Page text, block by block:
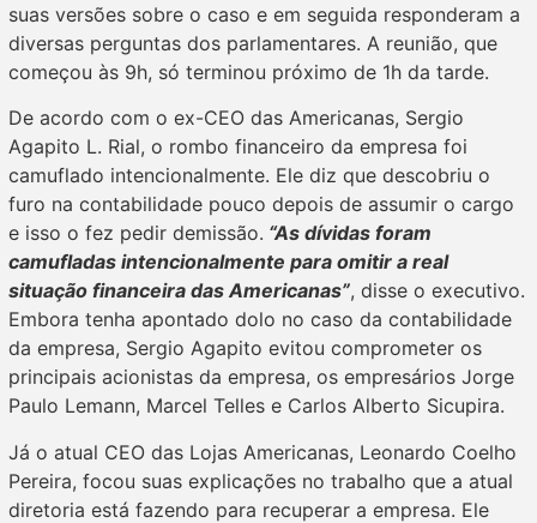
suas versões sobre o caso e em seguida responderam a
diversas perguntas dos parlamentares. A reunião, que
começou às 9h, só terminou próximo de 1h da tarde.
De acordo com o ex-CEO das Americanas, Sergio
Agapito L. Rial, o rombo financeiro da empresa foi
camuflado intencionalmente. Ele diz que descobriu o
furo na contabilidade pouco depois de assumir o cargo
e isso o fez pedir demissão. “As dívidas foram
camufladas intencionalmente para omitir a real
situação financeira das Americanas”, disse o executivo.
Embora tenha apontado dolo no caso da contabilidade
da empresa, Sergio Agapito evitou comprometer os
principais acionistas da empresa, os empresários Jorge
Paulo Lemann, Marcel Telles e Carlos Alberto Sicupira.
Já o atual CEO das Lojas Americanas, Leonardo Coelho
Pereira, focou suas explicações no trabalho que a atual
diretoria está fazendo para recuperar a empresa. Ele